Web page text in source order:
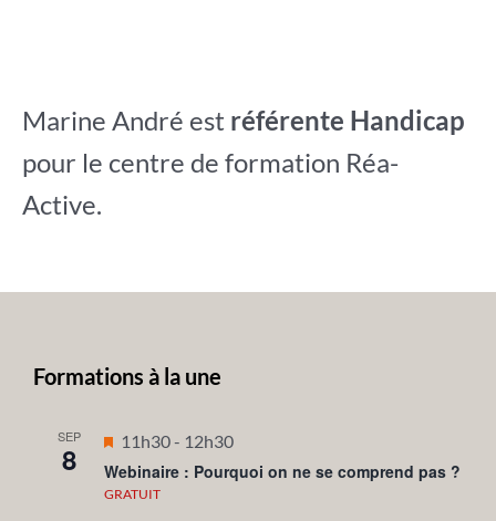
Marine André est référente Handicap
pour le centre de formation Réa-
Active.
Formations à la une
SEP
8
Mis
en
avant
11h30- 12h30
Webinaire : Pourquoi on ne se comprend pas ?
GRATUIT